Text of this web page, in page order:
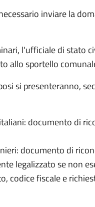
inviare la
l'ufficiale di stato
allo sportello
si presenteranno,
documento di
documento di
legalizzato se non
codice fiscale e